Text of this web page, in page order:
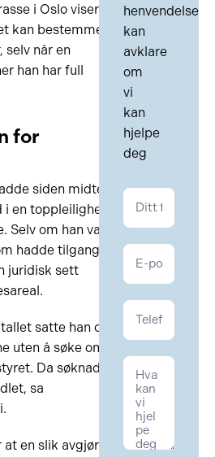
i Oslo viser
kan bestemme
selv når en
han har full
for
siden midten
en toppleilighet
Selv om han var
hadde tilgang til
juridisk sett
satte han opp
uten å søke om
Da søknaden
sa
en slik avgjørelse
henvendelse
kan
avklare
om
vi
kan
hjelpe
deg
Kontakt